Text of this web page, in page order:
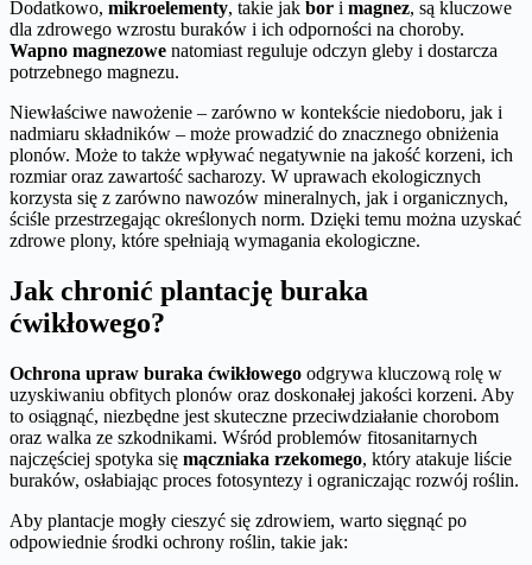
Dodatkowo, mikroelementy, takie jak bor i magnez, są kluczowe
dla zdrowego wzrostu buraków i ich odporności na choroby.
Wapno magnezowe natomiast reguluje odczyn gleby i dostarcza
potrzebnego magnezu.
Niewłaściwe nawożenie – zarówno w kontekście niedoboru, jak i
nadmiaru składników – może prowadzić do znacznego obniżenia
plonów. Może to także wpływać negatywnie na jakość korzeni, ich
rozmiar oraz zawartość sacharozy. W uprawach ekologicznych
korzysta się z zarówno nawozów mineralnych, jak i organicznych,
ściśle przestrzegając określonych norm. Dzięki temu można uzyskać
zdrowe plony, które spełniają wymagania ekologiczne.
Jak chronić plantację buraka
ćwikłowego?
Ochrona upraw buraka ćwikłowego odgrywa kluczową rolę w
uzyskiwaniu obfitych plonów oraz doskonałej jakości korzeni. Aby
to osiągnąć, niezbędne jest skuteczne przeciwdziałanie chorobom
oraz walka ze szkodnikami. Wśród problemów fitosanitarnych
najczęściej spotyka się mączniaka rzekomego, który atakuje liście
buraków, osłabiając proces fotosyntezy i ograniczając rozwój roślin.
Aby plantacje mogły cieszyć się zdrowiem, warto sięgnąć po
odpowiednie środki ochrony roślin, takie jak: